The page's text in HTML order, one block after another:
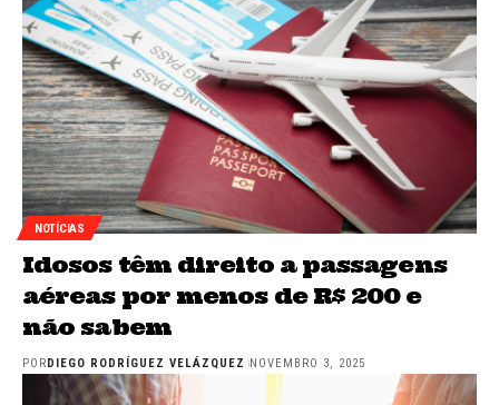
NOTÍCIAS
Idosos têm direito a passagens
aéreas por menos de R$ 200 e
não sabem
POR DIEGO RODRÍGUEZ VELÁZQUEZ NOVEMBRO 3, 2025